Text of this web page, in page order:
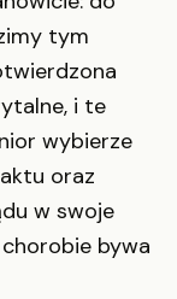
tym
i te
wybierze
oraz
w swoje
bywa